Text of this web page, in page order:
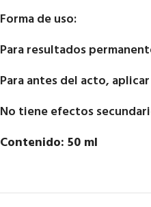
Forma de uso:
Para resultados
Para antes del acto,
No tiene efectos
Contenido: 50 ml